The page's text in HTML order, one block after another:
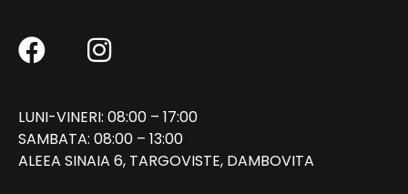
LUNI-VINERI: 08:00 – 17:00
SAMBATA: 08:00 – 13:00
ALEEA SINAIA 6, TARGOVISTE, DAMBOVITA